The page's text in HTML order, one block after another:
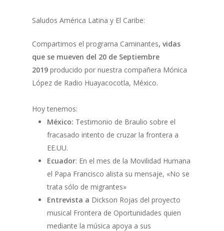
Saludos América Latina y El Caribe:
Compartimos el programa Caminantes, vidas
que se mueven del 20 de Septiembre
2019 producido por nuestra compañera Mónica
López de Radio Huayacocotla, México.
Hoy tenemos:
México: Testimonio de Braulio sobre el
fracasado intento de cruzar la frontera a
EE.UU.
Ecuador: En el mes de la Movilidad Humana
el Papa Francisco alista su mensaje, «No se
trata sólo de migrantes»
Entrevista a Dickson Rojas del proyecto
musical Frontera de Oportunidades quien
mediante la música apoya a sus